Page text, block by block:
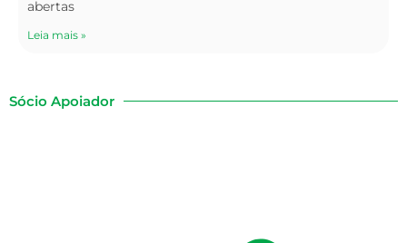
abertas
Leia mais »
Sócio Apoiador